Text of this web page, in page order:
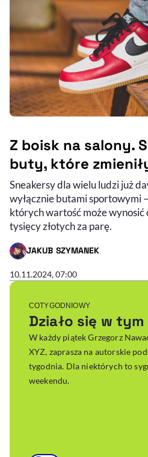
Z boisk na salony.
buty, które
Sneakersy dla wielu ludzi już
wyłącznie butami sportowymi
których wartość może
tysięcy złotych za parę.
JAKUB SZYMANEK
- AUTOR ARTYKUŁU - PROFIL
10.11.2024, 07:00